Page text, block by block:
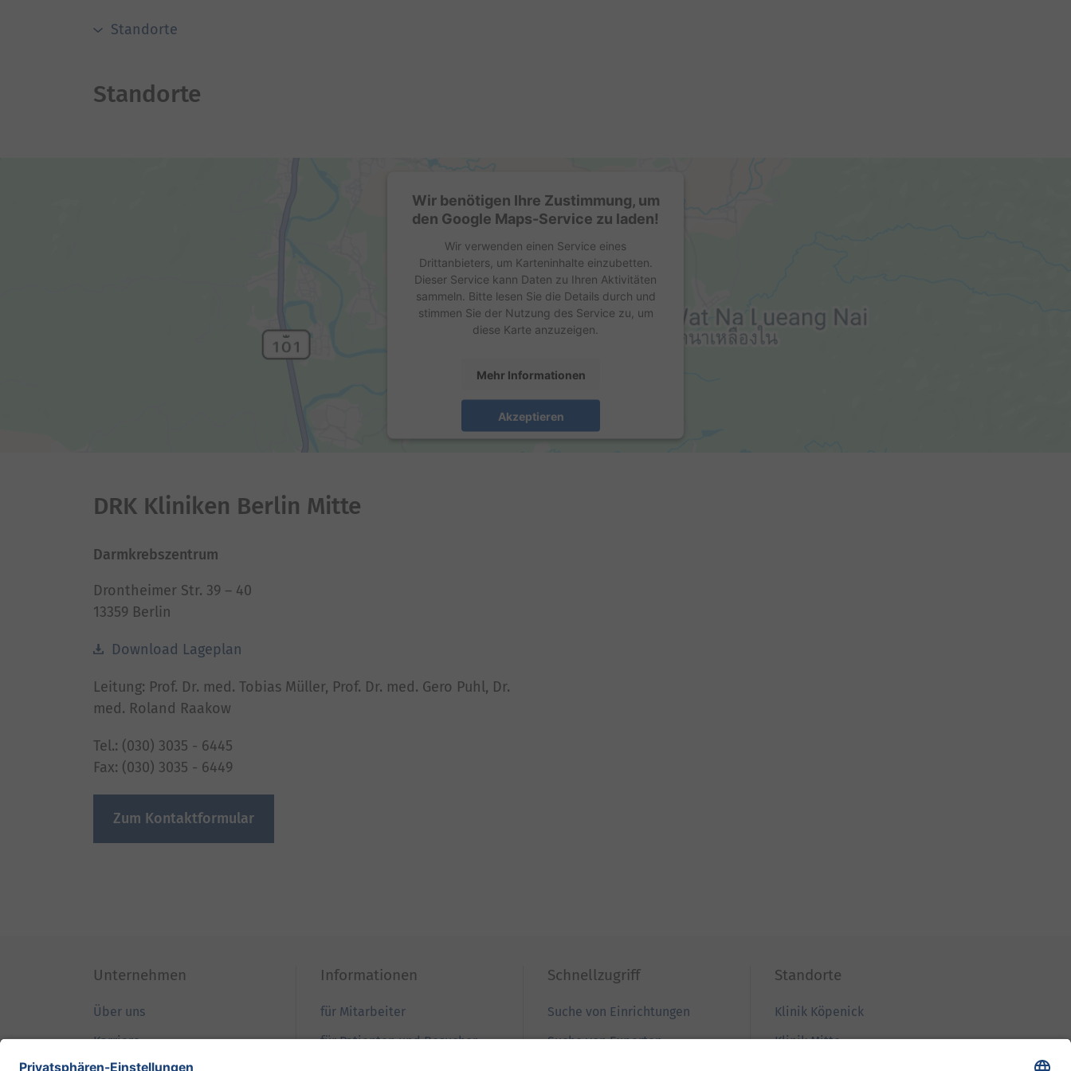
Standorte
Standorte
Wir benötigen Ihre Zustimmung, um
den Google Maps-Service zu laden!
Wir verwenden einen Service eines
Drittanbieters, um Karteninhalte einzubetten.
Dieser Service kann Daten zu Ihren Aktivitäten
sammeln. Bitte lesen Sie die Details durch und
stimmen Sie der Nutzung des Service zu, um
diese Karte anzuzeigen.
Mehr Informationen
Akzeptieren
DRK Kliniken Berlin Mitte
Darmkrebszentrum
Drontheimer Str. 39 – 40
13359 Berlin
Download Lageplan
Leitung: Prof. Dr. med. Tobias Müller, Prof. Dr. med. Gero Puhl, Dr.
med. Roland Raakow
Tel.: (030) 3035 - 6445
Fax: (030) 3035 - 6449
Zum Kontaktformular
Unternehmen
Über uns
Karriere
Informationen
für Mitarbeiter
für Patienten und Besucher
Schnellzugriff
Suche von Einrichtungen
Suche von Experten
Standorte
Klinik Köpenick
Klinik Mitte